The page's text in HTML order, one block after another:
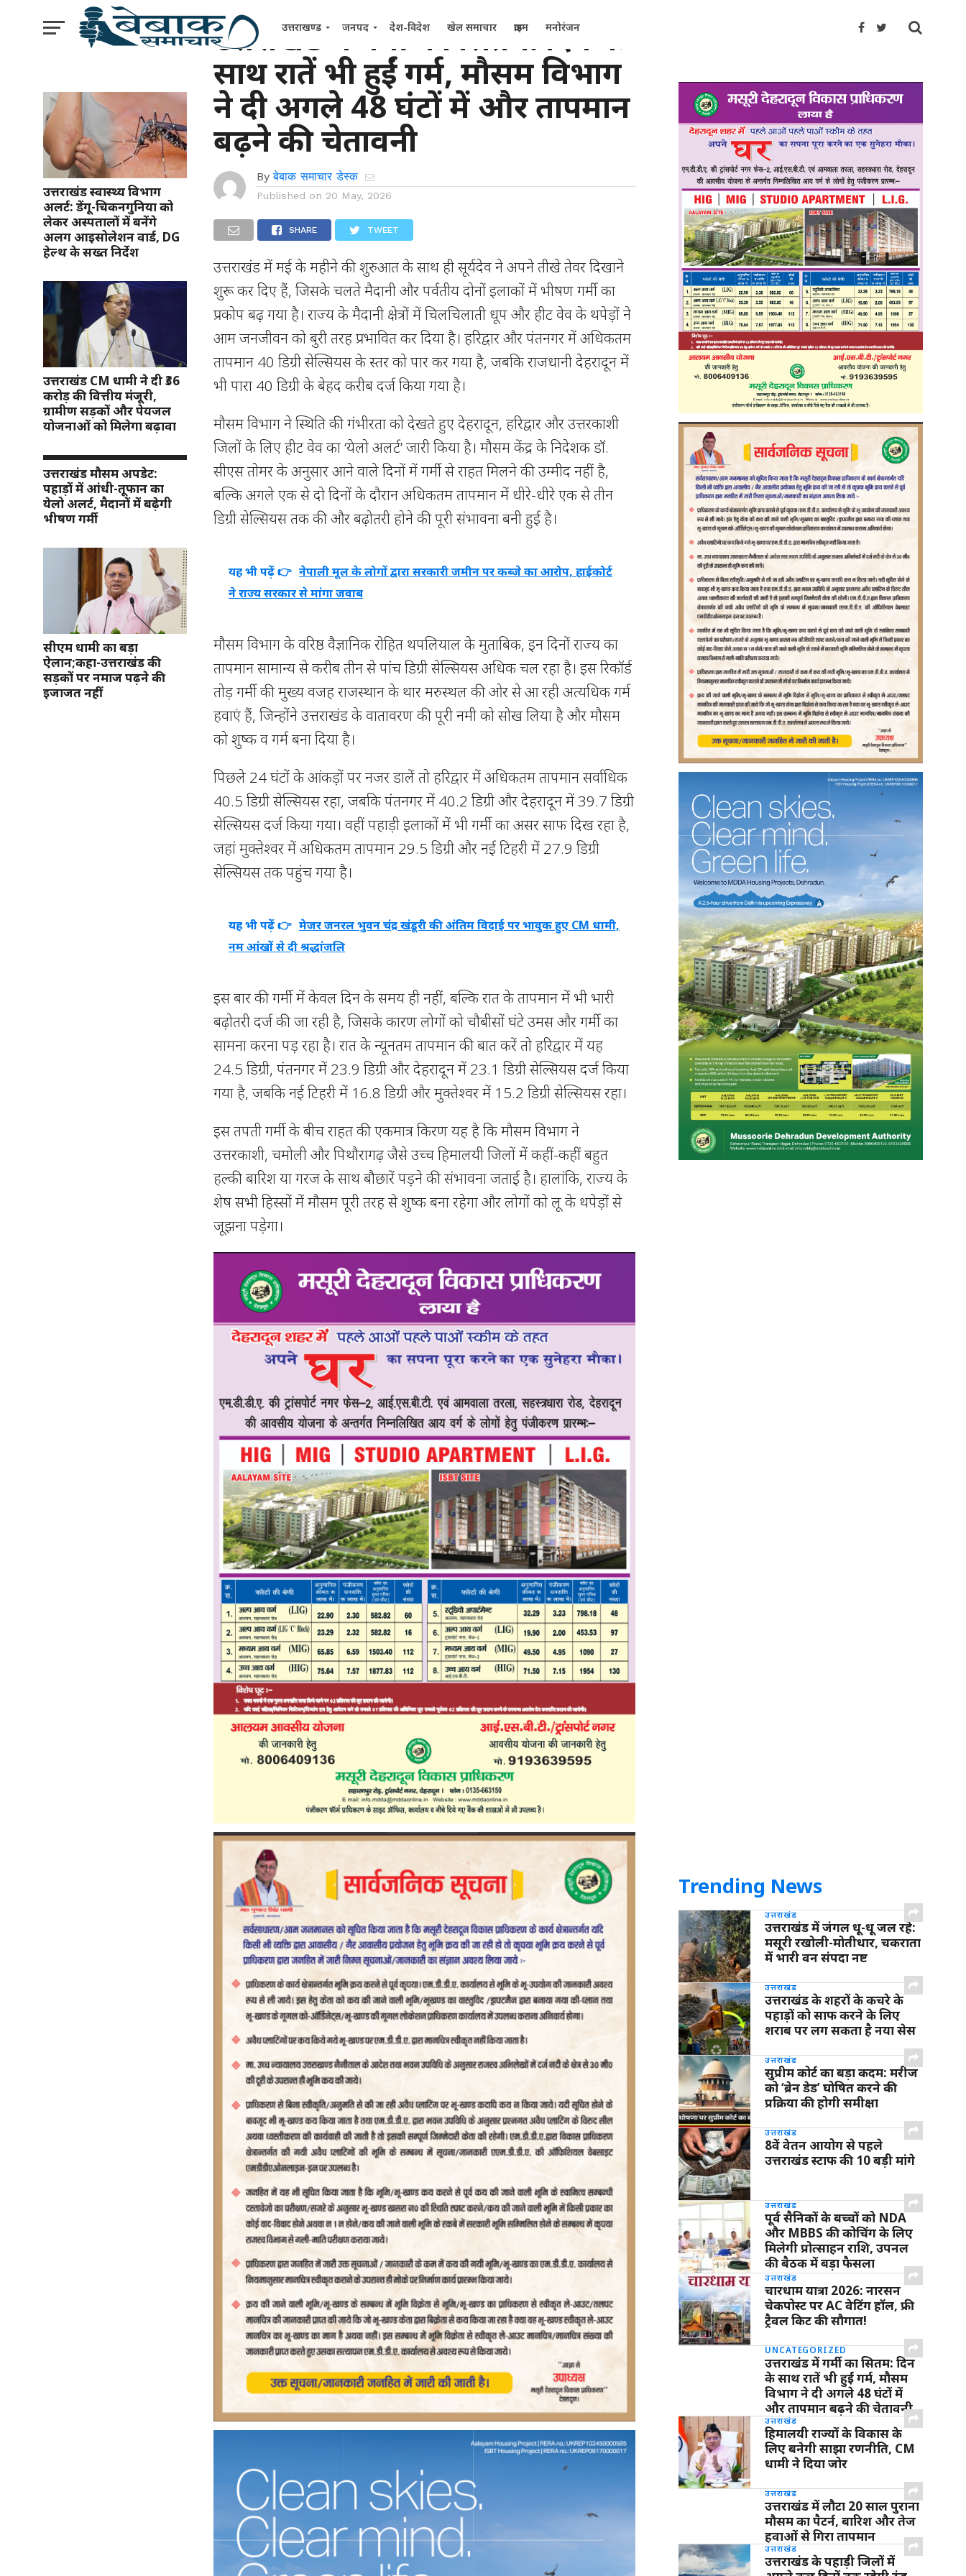
उत्तराखण्ड जनपद देश-विदेश खेल समाचार क्राइम मनोरंजन
उत्तराखंड स्वास्थ्य विभाग
अलर्ट: डेंगू-चिकनगुनिया को
लेकर अस्पतालों में बनेंगे
अलग आइसोलेशन वार्ड, DG
हेल्थ के सख्त निर्देश
उत्तराखंड CM धामी ने दी ₹36
करोड़ की वित्तीय मंजूरी,
ग्रामीण सड़कों और पेयजल
योजनाओं को मिलेगा बढ़ावा
उत्तराखंड मौसम अपडेट:
पहाड़ों में आंधी-तूफान का
येलो अलर्ट, मैदानों में बढ़ेगी
भीषण गर्मी
सीएम धामी का बड़ा
ऐलान;कहा-उत्तराखंड की
सड़कों पर नमाज पढ़ने की
इजाजत नहीं
उत्तराखंड में गर्मी का सितम: दिन के
साथ रातें भी हुईं गर्म, मौसम विभाग
ने दी अगले 48 घंटों में और तापमान
बढ़ने की चेतावनी
By बेबाक समाचार डेस्क
Published on 20 May, 2026
SHARE TWEET
उत्तराखंड में मई के महीने की शुरुआत के साथ ही सूर्यदेव ने अपने तीखे तेवर दिखाने
शुरू कर दिए हैं, जिसके चलते मैदानी और पर्वतीय दोनों इलाकों में भीषण गर्मी का
प्रकोप बढ़ गया है। राज्य के मैदानी क्षेत्रों में चिलचिलाती धूप और हीट वेव के थपेड़ों ने
आम जनजीवन को बुरी तरह प्रभावित कर दिया है। हरिद्वार और पंतनगर में अधिकतम
तापमान 40 डिग्री सेल्सियस के स्तर को पार कर गया है, जबकि राजधानी देहरादून में
भी पारा 40 डिग्री के बेहद करीब दर्ज किया गया है।
मौसम विभाग ने स्थिति की गंभीरता को देखते हुए देहरादून, हरिद्वार और उत्तरकाशी
जिलों के लिए हीट वेव का ‘येलो अलर्ट’ जारी किया है। मौसम केंद्र के निदेशक डॉ.
सीएस तोमर के अनुसार आने वाले दिनों में गर्मी से राहत मिलने की उम्मीद नहीं है,
बल्कि अगले एक से दो दिनों के दौरान अधिकतम तापमान में धीरे-धीरे एक से तीन
डिग्री सेल्सियस तक की और बढ़ोतरी होने की पूरी संभावना बनी हुई है।
यह भी पढ़ें 👉 नेपाली मूल के लोगों द्वारा सरकारी जमीन पर कब्जे का आरोप, हाईकोर्ट
ने राज्य सरकार से मांगा जवाब
मौसम विभाग के वरिष्ठ वैज्ञानिक रोहित थपलियाल के मुताबिक, इन दिनों राज्य का
तापमान सामान्य से करीब तीन से पांच डिग्री सेल्सियस अधिक चल रहा है। इस रिकॉर्ड
तोड़ गर्मी की मुख्य वजह राजस्थान के थार मरुस्थल की ओर से आ रही अत्यधिक गर्म
हवाएं हैं, जिन्होंने उत्तराखंड के वातावरण की पूरी नमी को सोख लिया है और मौसम
को शुष्क व गर्म बना दिया है।
पिछले 24 घंटों के आंकड़ों पर नजर डालें तो हरिद्वार में अधिकतम तापमान सर्वाधिक
40.5 डिग्री सेल्सियस रहा, जबकि पंतनगर में 40.2 डिग्री और देहरादून में 39.7 डिग्री
सेल्सियस दर्ज किया गया। वहीं पहाड़ी इलाकों में भी गर्मी का असर साफ दिख रहा है,
जहां मुक्तेश्वर में अधिकतम तापमान 29.5 डिग्री और नई टिहरी में 27.9 डिग्री
सेल्सियस तक पहुंच गया है।
यह भी पढ़ें 👉 मेजर जनरल भुवन चंद्र खंडूरी की अंतिम विदाई पर भावुक हुए CM धामी,
नम आंखों से दी श्रद्धांजलि
इस बार की गर्मी में केवल दिन के समय ही नहीं, बल्कि रात के तापमान में भी भारी
बढ़ोतरी दर्ज की जा रही है, जिसके कारण लोगों को चौबीसों घंटे उमस और गर्मी का
सामना करना पड़ रहा है। रात के न्यूनतम तापमान की बात करें तो हरिद्वार में यह
24.5 डिग्री, पंतनगर में 23.9 डिग्री और देहरादून में 23.1 डिग्री सेल्सियस दर्ज किया
गया है, जबकि नई टिहरी में 16.8 डिग्री और मुक्तेश्वर में 15.2 डिग्री सेल्सियस रहा।
इस तपती गर्मी के बीच राहत की एकमात्र किरण यह है कि मौसम विभाग ने
उत्तरकाशी, चमोली और पिथौरागढ़ जैसे उच्च हिमालयी जिलों में कहीं-कहीं बहुत
हल्की बारिश या गरज के साथ बौछारें पड़ने की संभावना जताई है। हालांकि, राज्य के
शेष सभी हिस्सों में मौसम पूरी तरह से शुष्क बना रहेगा और लोगों को लू के थपेड़ों से
जूझना पड़ेगा।
Trending News
उत्तराखंड
उत्तराखंड में जंगल धू-धू जल रहे:
मसूरी रखोली-मोतीधार, चकराता
में भारी वन संपदा नष्ट
उत्तराखंड
उत्तराखंड के शहरों के कचरे के
पहाड़ों को साफ करने के लिए
शराब पर लग सकता है नया सेस
उत्तराखंड
सुप्रीम कोर्ट का बड़ा कदम: मरीज
को ‘ब्रेन डेड’ घोषित करने की
प्रक्रिया की होगी समीक्षा
उत्तराखंड
8वें वेतन आयोग से पहले
उत्तराखंड स्टाफ की 10 बड़ी मांगे
उत्तराखंड
पूर्व सैनिकों के बच्चों को NDA
और MBBS की कोचिंग के लिए
मिलेगी प्रोत्साहन राशि, उपनल
की बैठक में बड़ा फैसला
उत्तराखंड
चारधाम यात्रा 2026: नारसन
चेकपोस्ट पर AC वेटिंग हॉल, फ्री
ट्रैवल किट की सौगात!
UNCATEGORIZED
उत्तराखंड में गर्मी का सितम: दिन
के साथ रातें भी हुईं गर्म, मौसम
विभाग ने दी अगले 48 घंटों में
और तापमान बढ़ने की चेतावनी
उत्तराखंड
हिमालयी राज्यों के विकास के
लिए बनेगी साझा रणनीति, CM
धामी ने दिया जोर
उत्तराखंड
उत्तराखंड में लौटा 20 साल पुराना
मौसम का पैटर्न, बारिश और तेज
हवाओं से गिरा तापमान
उत्तराखंड
उत्तराखंड के पहाड़ी जिलों में